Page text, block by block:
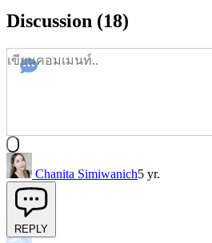
Discussion (18)
Chanita Simiwanich5 yr.
REPLY